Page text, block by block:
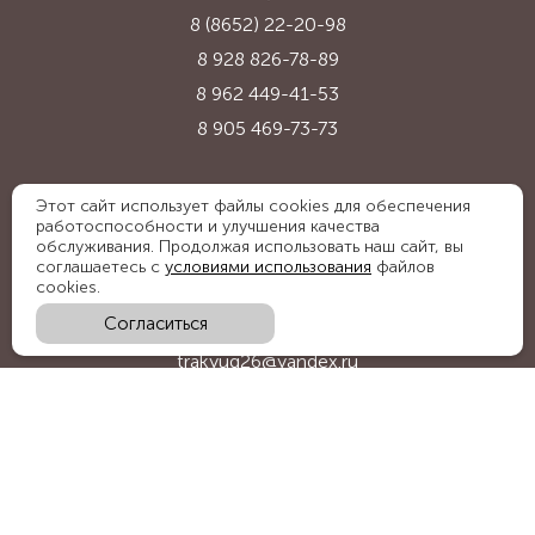
8 (8652) 22-20-98
8 928 826-78-89
8 962 449-41-53
8 905 469-73-73
Адрес:
Ставропольский край, с. Надежда,
ул. Промышленная, 1Б
trakyug26@yandex.ru
Этот сайт использует файлы cookies для обеспечения
работоспособности и улучшения качества
обслуживания. Продолжая использовать наш сайт, вы
соглашаетесь с условиями использования файлов
cookies.
Согласиться